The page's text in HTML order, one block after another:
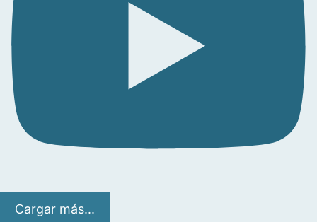
Cargar más...